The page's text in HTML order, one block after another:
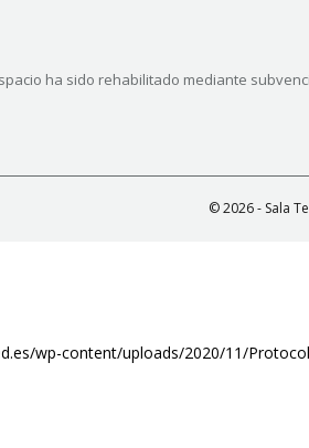
ha sido rehabilitado mediante
© 2026 - Sala
wp-content/uploads/2020/11/